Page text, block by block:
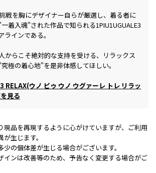
戦を胸にデザイナー自らが厳選し、着る者に
着入魂"された作品で知られる1PIU1UGUALE3
インである。
からこそ絶対的な支持を受ける、リラックス
極の着心地"を是非体感してほしい。
ウノ ピゥ ウノ ウグァーレ トレ リラッ
見る
現品を再現するように心がけていますが、ご利用
生じます。
の個体差が生じる場合がございます。
インは改善等のため、予告なく変更する場合がご